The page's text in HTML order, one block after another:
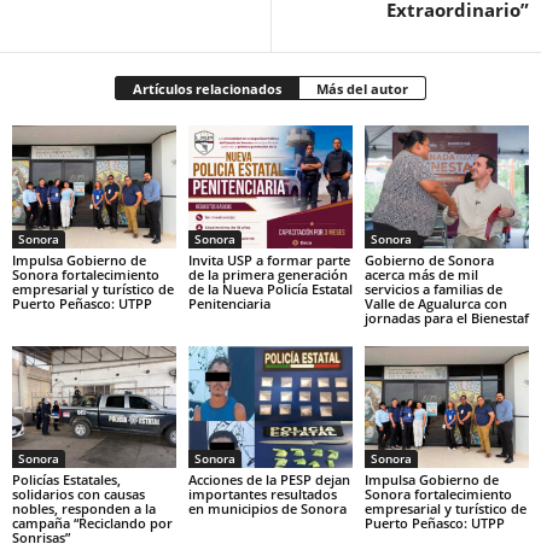
Extraordinario”
Artículos relacionados Más del autor
Sonora
Impulsa Gobierno de
Sonora fortalecimiento
empresarial y turístico de
Puerto Peñasco: UTPP
Sonora
Invita USP a formar parte
de la primera generación
de la Nueva Policía Estatal
Penitenciaria
Sonora
Gobierno de Sonora
acerca más de mil
servicios a familias de
Valle de Agualurca con
jornadas para el Bienestaf
Sonora
Policías Estatales,
solidarios con causas
nobles, responden a la
campaña “Reciclando por
Sonrisas”
Sonora
Acciones de la PESP dejan
importantes resultados
en municipios de Sonora
Sonora
Impulsa Gobierno de
Sonora fortalecimiento
empresarial y turístico de
Puerto Peñasco: UTPP